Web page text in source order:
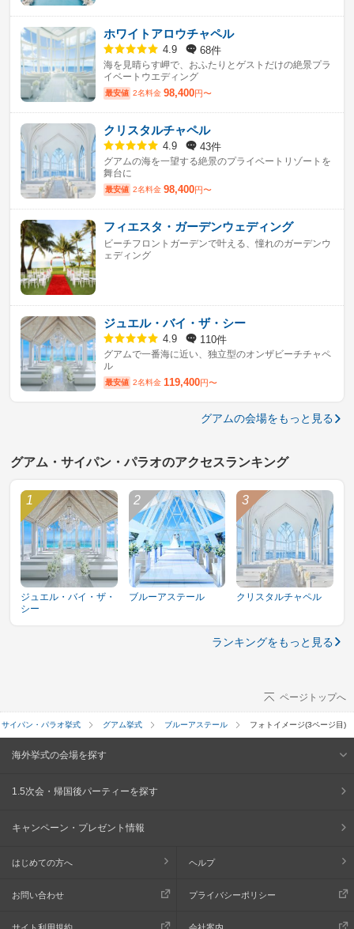
ホワイトアロウチャペル
4.9 68件
海を見晴らす岬で、おふたりとゲストだけの絶景プラ
イベートウエディング
最安値 2名料金 98,400円〜
クリスタルチャペル
4.9 43件
グアムの海を一望する絶景のプライベートリゾートを
舞台に
最安値 2名料金 98,400円〜
フィエスタ・ガーデンウェディング
ビーチフロントガーデンで叶える、憧れのガーデンウ
ェディング
ジュエル・バイ・ザ・シー
4.9 110件
グアムで一番海に近い、独立型のオンザビーチチャペ
ル
最安値 2名料金 119,400円〜
グアムの会場をもっと見る
グアム・サイパン・パラオのアクセスランキング
ジュエル・バイ・ザ・
シー
ブルーアステール クリスタルチャペル
ランキングをもっと見る
ページトップへ
イパン・パラオ挙式 グアム挙式 ブルーアステール フォトイメージ(3ページ目)
海外挙式の会場を探す
1.5次会・帰国後パーティーを探す
キャンペーン・プレゼント情報
はじめての方へ ヘルプ
お問い合わせ プライバシーポリシー